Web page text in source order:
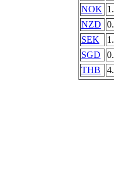
NOK
NZD
SEK
SGD
THB